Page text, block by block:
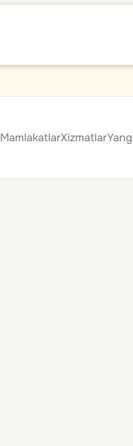
MamlakatlarXizmatlar